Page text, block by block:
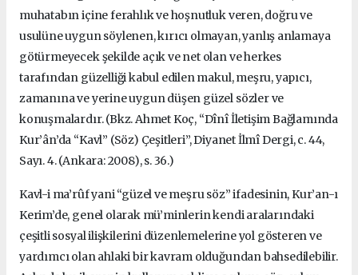
muhatabın içine ferahlık ve hoşnutluk veren, doğru ve
usulüne uygun söylenen, kırıcı olmayan, yanlış anlamaya
götürmeyecek şekilde açık ve net olan ve herkes
tarafından güzelliği kabul edilen makul, meşru, yapıcı,
zamanına ve yerine uygun düşen güzel sözler ve
konuşmalardır. (Bkz. Ahmet Koç, “Dînî İletişim Bağlamında
Kur’ân’da “Kavl” (Söz) Çeşitleri”, Diyanet İlmî Dergi, c. 44,
Sayı. 4. (Ankara: 2008), s. 36.)
Kavl-i ma’rûf yani “güzel ve meşru söz” ifadesinin, Kur’an-ı
Kerim’de, genel olarak mü’minlerin kendi aralarındaki
çeşitli sosyal ilişkilerini düzenlemelerine yol gösteren ve
yardımcı olan ahlaki bir kavram olduğundan bahsedilebilir.